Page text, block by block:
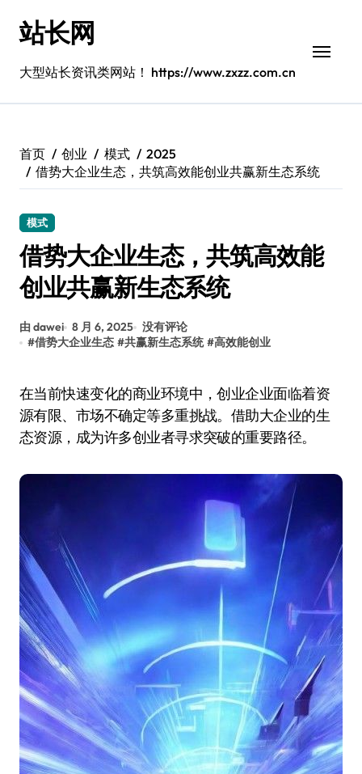
站长网
大型站长资讯类网站！ https://www.zxzz.com.cn
首页 创业 模式
2025
借势大企业生态，共筑高效能创业共赢新生态系统
模式
借势大企业生态，共筑高效能
创业共赢新生态系统
由 dawei 8 月 6, 2025 没有评论
#借势大企业生态 #共赢新生态系统 #高效能创业
在当前快速变化的商业环境中，创业企业面临着资
源有限、市场不确定等多重挑战。借助大企业的生
态资源，成为许多创业者寻求突破的重要路径。